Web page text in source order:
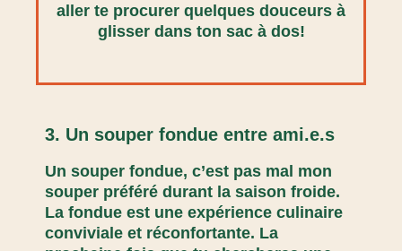
aller te procurer quelques douceurs à
glisser dans ton sac à dos!
3. Un souper fondue entre ami.e.s
Un souper fondue, c’est pas mal mon
souper préféré durant la saison froide.
La fondue est une expérience culinaire
conviviale et réconfortante. La